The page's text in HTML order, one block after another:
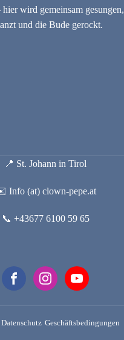
wird gemeinsam gesungen,
und die Bude gerockt.
📍 St. Johann in Tirol
Info (at) clown-pepe.at
📞 +43677 6100 59 65
Datenschutz Geschäftsbedingungen